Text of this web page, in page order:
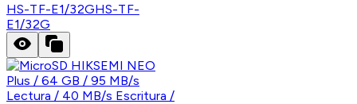
HS-TF-E1/32GHS-TF-
E1/32G